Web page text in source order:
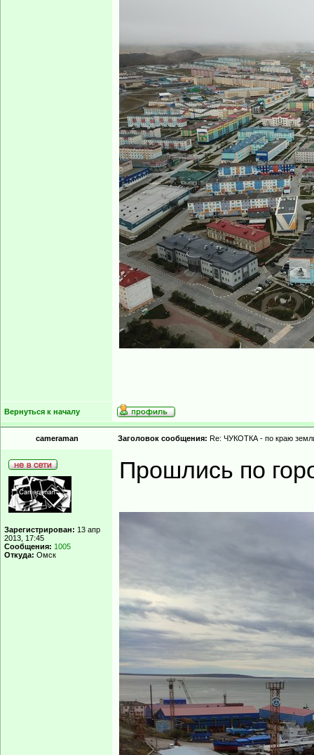
Вернуться к началу
cameraman Заголовок сообщения: Re: ЧУКОТКА - по краю
Зарегистрирован: 13 апр
2013, 17:45
Сообщения: 1005
Откуда: Омск
Прошлись по